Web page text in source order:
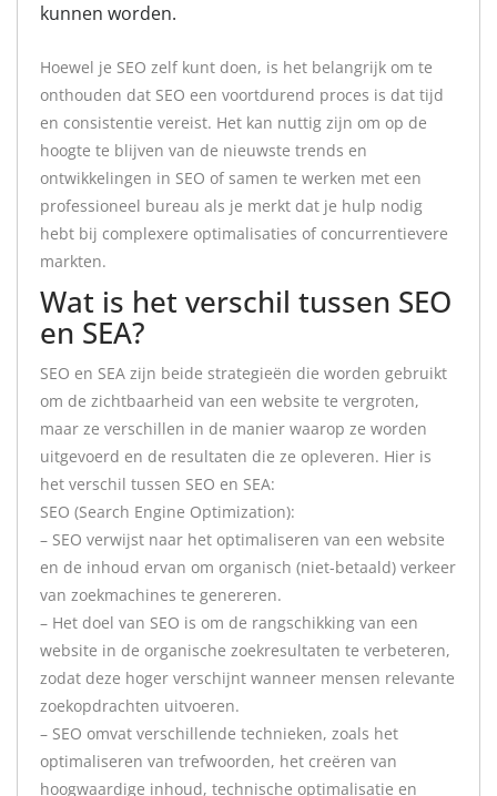
kunnen worden.
Hoewel je SEO zelf kunt doen, is het belangrijk om te
onthouden dat SEO een voortdurend proces is dat tijd
en consistentie vereist. Het kan nuttig zijn om op de
hoogte te blijven van de nieuwste trends en
ontwikkelingen in SEO of samen te werken met een
professioneel bureau als je merkt dat je hulp nodig
hebt bij complexere optimalisaties of concurrentievere
markten.
Wat is het verschil tussen SEO
en SEA?
SEO en SEA zijn beide strategieën die worden gebruikt
om de zichtbaarheid van een website te vergroten,
maar ze verschillen in de manier waarop ze worden
uitgevoerd en de resultaten die ze opleveren. Hier is
het verschil tussen SEO en SEA:
SEO (Search Engine Optimization):
– SEO verwijst naar het optimaliseren van een website
en de inhoud ervan om organisch (niet-betaald) verkeer
van zoekmachines te genereren.
– Het doel van SEO is om de rangschikking van een
website in de organische zoekresultaten te verbeteren,
zodat deze hoger verschijnt wanneer mensen relevante
zoekopdrachten uitvoeren.
– SEO omvat verschillende technieken, zoals het
optimaliseren van trefwoorden, het creëren van
hoogwaardige inhoud, technische optimalisatie en